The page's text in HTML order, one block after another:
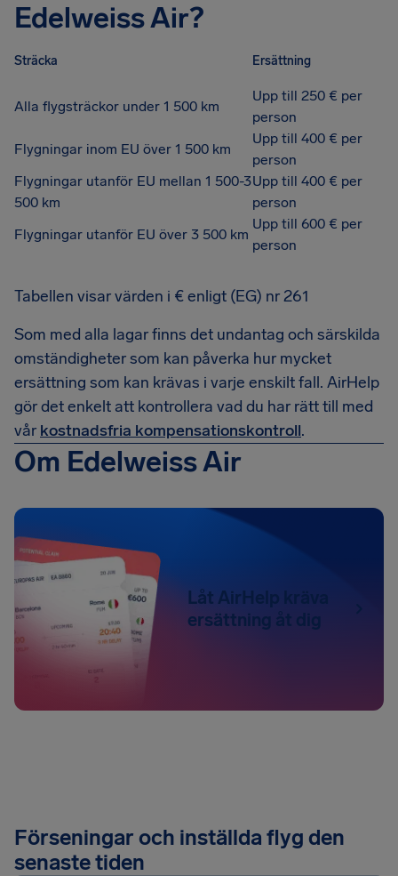
Edelweiss Air?
Sträcka Ersättning
Alla flygsträckor under 1 500 km
Upp till 250 € per
person
Flygningar inom EU över 1 500 km
Upp till 400 € per
person
Flygningar utanför EU mellan 1 500-3
500 km
Upp till 400 € per
person
Flygningar utanför EU över 3 500 km
Upp till 600 € per
person
Tabellen visar värden i € enligt (EG) nr 261
Som med alla lagar finns det undantag och särskilda
omständigheter som kan påverka hur mycket
ersättning som kan krävas i varje enskilt fall. AirHelp
gör det enkelt att kontrollera vad du har rätt till med
vår kostnadsfria kompensationskontroll.
Om Edelweiss Air
Låt AirHelp kräva
ersättning åt dig
Förseningar och inställda flyg den
senaste tiden